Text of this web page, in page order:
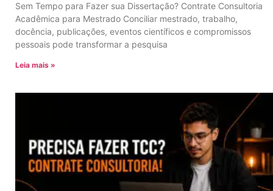
Sem Tempo para Fazer sua Dissertação? Contrate Consultoria
Acadêmica para Mestrado Conciliar mestrado, trabalho,
docência, publicações, eventos científicos e compromissos
pessoais pode transformar a pesquisa
Leia mais »